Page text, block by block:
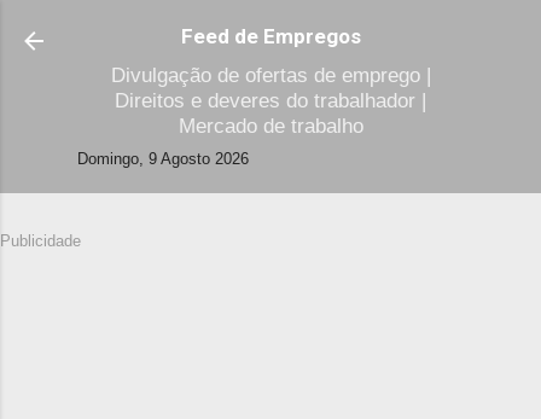
Avançar para o conteúdo principal
Feed de Empregos
Divulgação de ofertas de emprego |
Direitos e deveres do trabalhador |
Mercado de trabalho
Domingo, 9 Agosto 2026
Publicidade